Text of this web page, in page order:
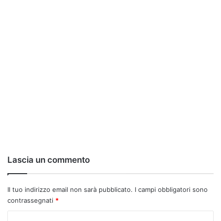
Lascia un commento
Il tuo indirizzo email non sarà pubblicato. I campi obbligatori sono
contrassegnati *